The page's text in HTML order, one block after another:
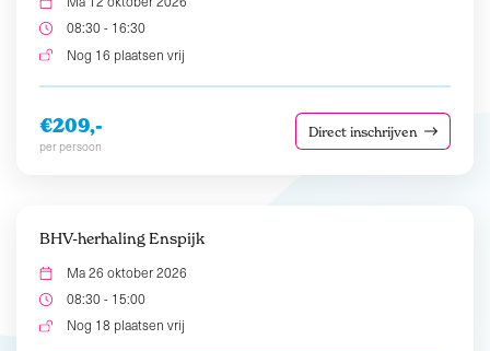
08:30 - 16:30
Nog 16 plaatsen vrij
€209,-
per persoon
Direct inschrijven
BHV-herhaling Enspijk
Ma 26 oktober 2026
08:30 - 15:00
Nog 18 plaatsen vrij